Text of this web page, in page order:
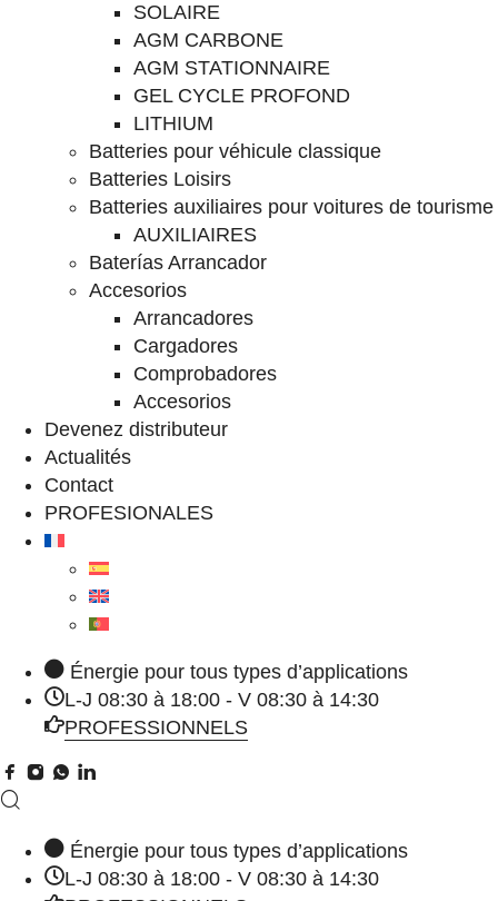
SOLAIRE
AGM CARBONE
AGM STATIONNAIRE
GEL CYCLE PROFOND
LITHIUM
Batteries pour véhicule classique
Batteries Loisirs
Batteries auxiliaires pour voitures de tourisme
AUXILIAIRES
Baterías Arrancador
Accesorios
Arrancadores
Cargadores
Comprobadores
Accesorios
Devenez distributeur
Actualités
Contact
PROFESIONALES
Énergie pour tous types d’applications
L-J 08:30 à 18:00 - V 08:30 à 14:30
PROFESSIONNELS
Énergie pour tous types d’applications
L-J 08:30 à 18:00 - V 08:30 à 14:30